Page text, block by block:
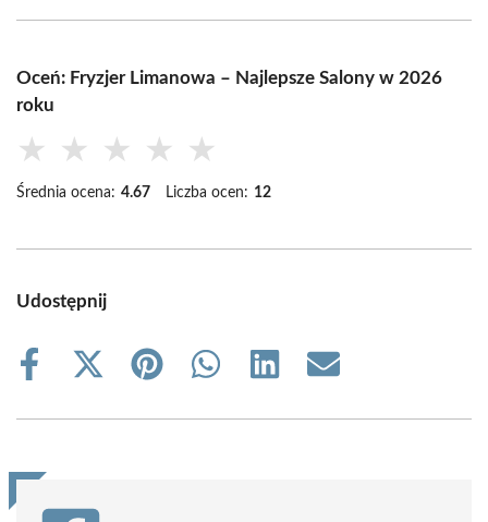
Oceń: Fryzjer Limanowa – Najlepsze Salony w 2026
roku
★ ★ ★ ★ ★
Średnia ocena: 4.67 Liczba ocen: 12
Udostępnij
Share
Share
(Twitter)
Share
Share
Share
Share